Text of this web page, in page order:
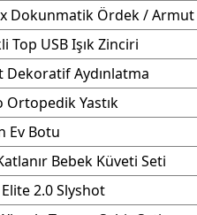
Dokunmatik Ördek / Armut
Top USB Işık Zinciri
Dekoratif Aydınlatma
Ortopedik Yastık
Ev Botu
Bebek Küveti Seti
2.0 Slyshot